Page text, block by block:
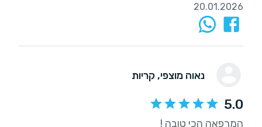
20.01.2026
נאוה מוצפי, קריות
5.0